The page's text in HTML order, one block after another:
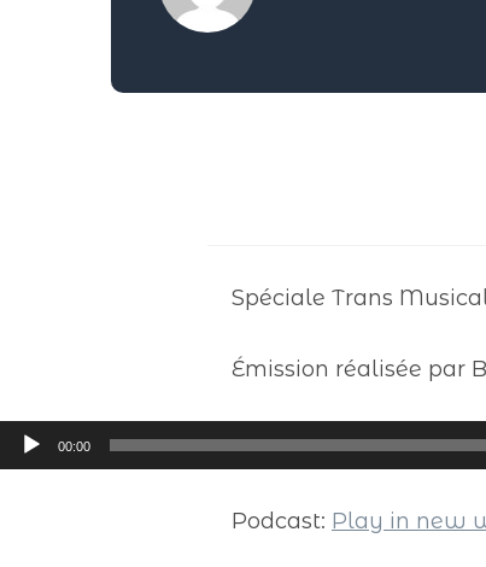
Spéciale Trans
Émission réalisée par
Lecteur
audio
00:00
Podcast: Play in new